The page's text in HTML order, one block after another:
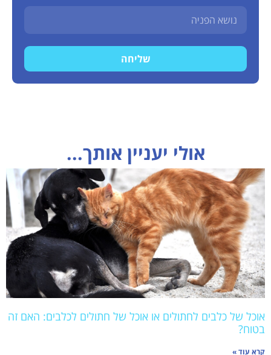
שליחה
אולי יעניין אותך...
אוכל של כלבים לחתולים או אוכל של חתולים לכלבים: האם זה
בטוח?
קרא עוד »